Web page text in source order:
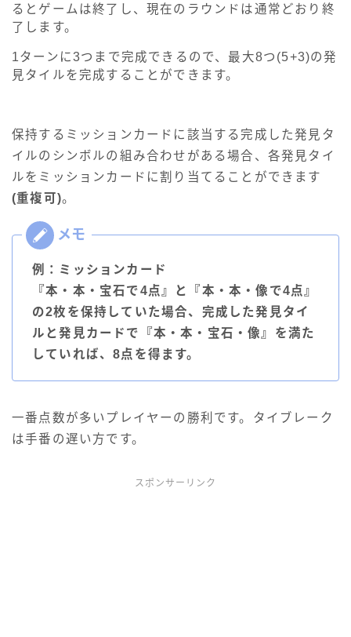
るとゲームは終了し、現在のラウンドは通常どおり終
了します。
1ターンに3つまで完成できるので、最大8つ(5+3)の発
見タイルを完成することができます。
保持するミッションカードに該当する完成した発見タ
イルのシンボルの組み合わせがある場合、各発見タイ
ルをミッションカードに割り当てることができます
(重複可)。
例：ミッションカード
『本・本・宝石で4点』と『本・本・像で4点』
の2枚を保持していた場合、完成した発見タイ
ルと発見カードで『本・本・宝石・像』を満た
していれば、8点を得ます。
一番点数が多いプレイヤーの勝利です。タイブレーク
は手番の遅い方です。
スポンサーリンク